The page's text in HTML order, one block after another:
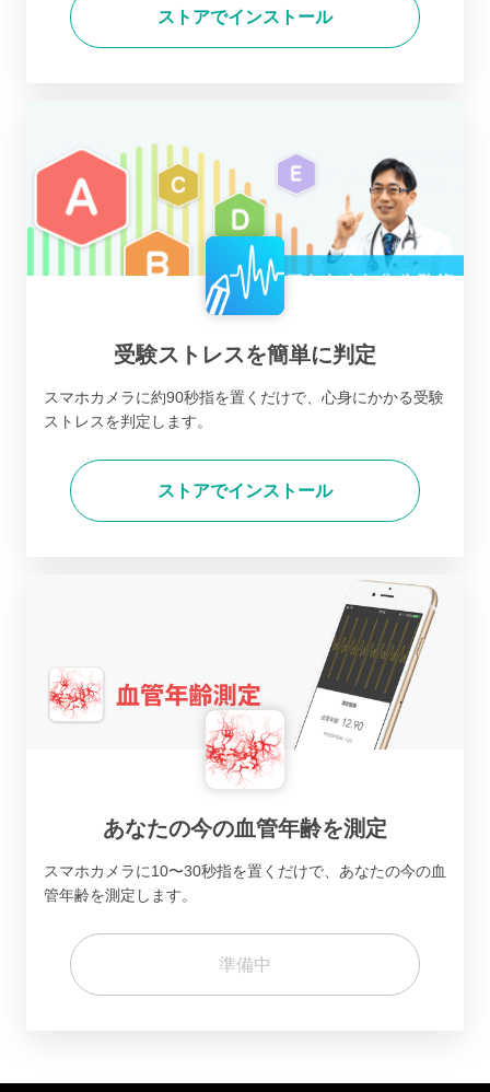
ストアでインストール
受験ストレスを簡単に判定
スマホカメラに約90秒指を置くだけで、心身にかかる受験
ストレスを判定します。
ストアでインストール
あなたの今の血管年齢を測定
スマホカメラに10〜30秒指を置くだけで、あなたの今の血
管年齢を測定します。
準備中